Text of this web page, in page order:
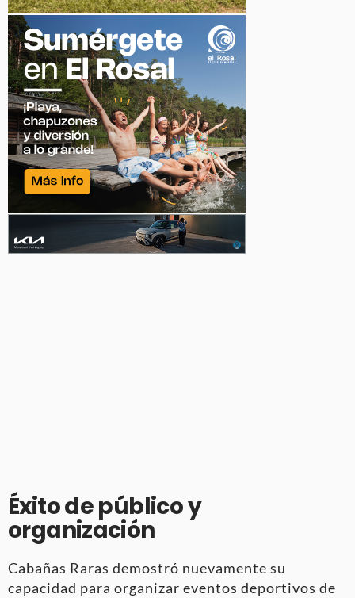
Éxito de público y
organización
Cabañas Raras demostró nuevamente su
capacidad para organizar eventos deportivos de